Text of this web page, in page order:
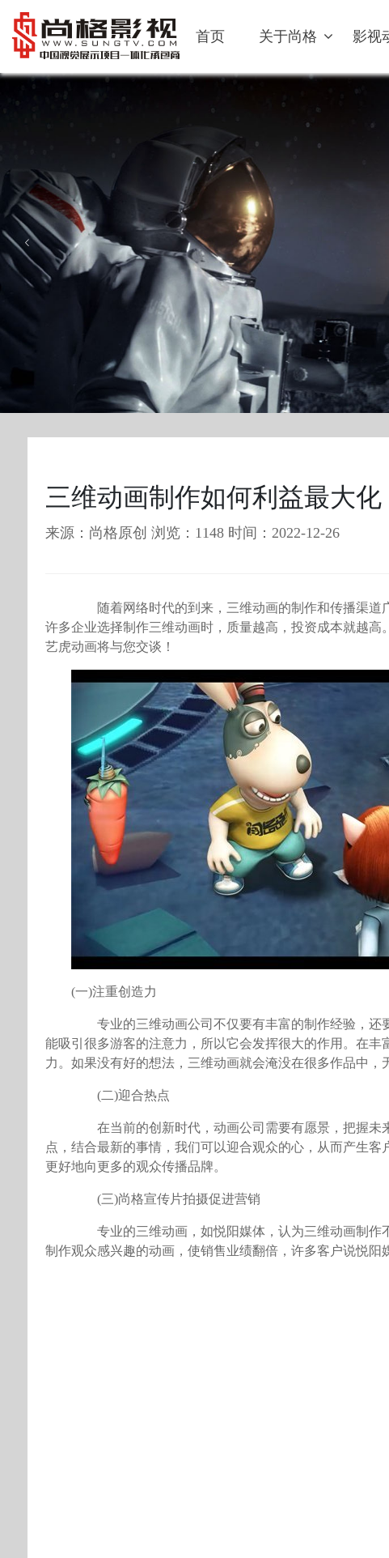
首页 关于尚格 影视
三维动画制作如何利益最大化
来源：尚格原创 浏览：1148 时间：2022-12-26
随着网络时代的到来，三维动画的制作和传播渠道
许多企业选择制作三维动画时，质量越高，投资成本就越
艺虎动画将与您交谈！
(一)注重创造力
专业的三维动画公司不仅要有丰富的制作经验，还
能吸引很多游客的注意力，所以它会发挥很大的作用。在
力。如果没有好的想法，三维动画就会淹没在很多作品中，
(二)迎合热点
在当前的创新时代，动画公司需要有愿景，把握未
点，结合最新的事情，我们可以迎合观众的心，从而产生
更好地向更多的观众传播品牌。
(三)尚格宣传片拍摄促进营销
专业的三维动画，如悦阳媒体，认为三维动画制作
制作观众感兴趣的动画，使销售业绩翻倍，许多客户说悦阳